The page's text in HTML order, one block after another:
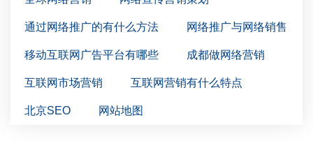
通过网络推广的有什么方法 网络推广与网络销售
移动互联网广告平台有哪些 成都做网络营销
互联网市场营销 互联网营销有什么特点
北京SEO 网站地图